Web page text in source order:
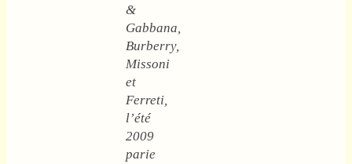
&
Gabbana,
Burberry,
Missoni
et
Ferreti,
l’été
2009
parie